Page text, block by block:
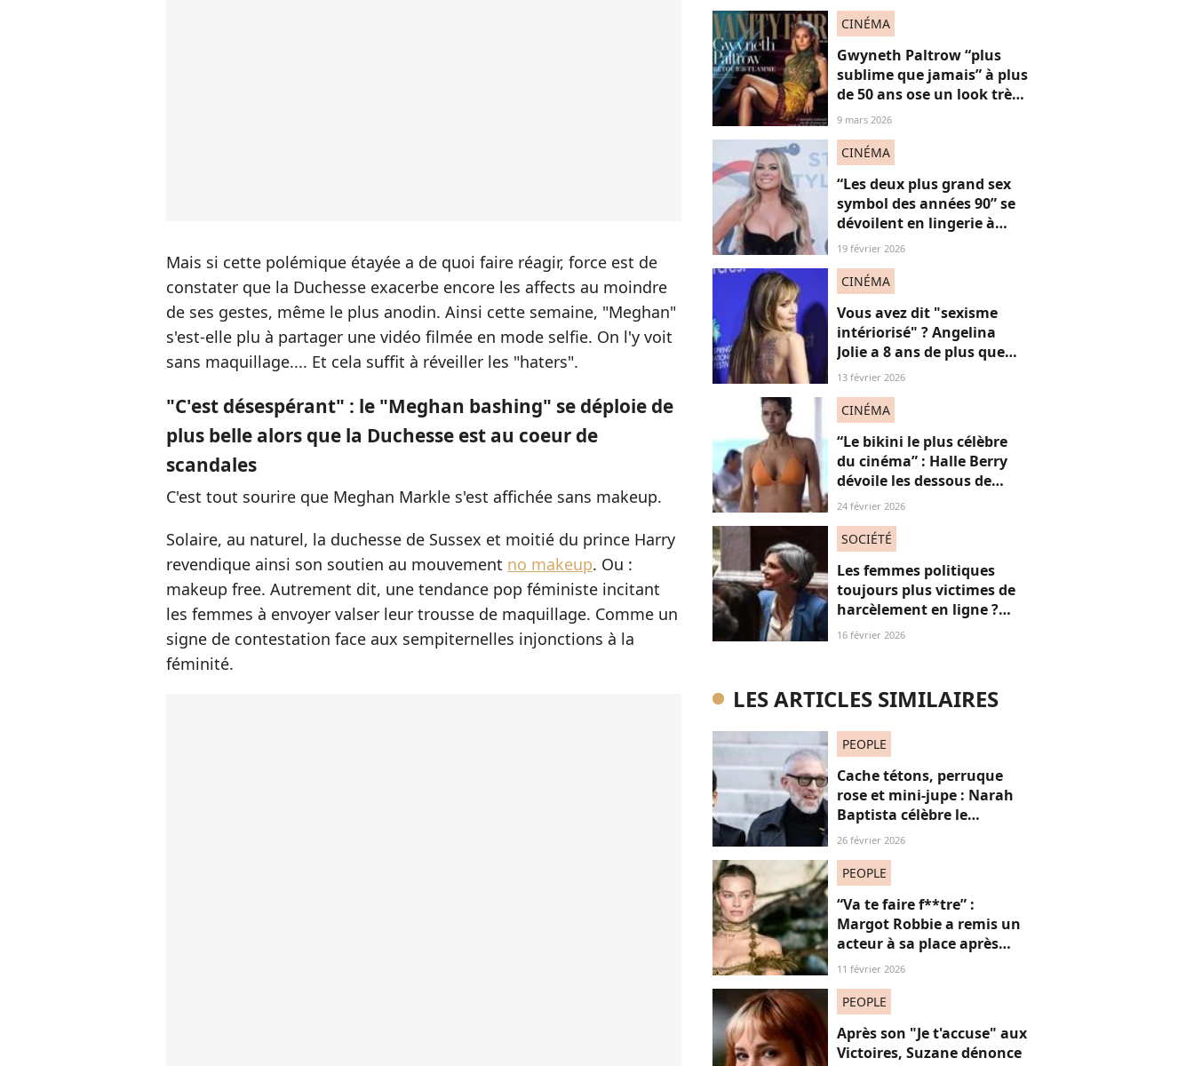
Mais si cette polémique étayée a de quoi faire réagir, force est de
constater que la Duchesse exacerbe encore les affects au moindre
de ses gestes, même le plus anodin. Ainsi cette semaine, "Meghan"
s'est-elle plu à partager une vidéo filmée en mode selfie. On l'y voit
sans maquillage.... Et cela suffit à réveiller les "haters".
"C'est désespérant" : le "Meghan bashing" se déploie de
plus belle alors que la Duchesse est au coeur de
scandales
C'est tout sourire que Meghan Markle s'est affichée sans makeup.
Solaire, au naturel, la duchesse de Sussex et moitié du prince Harry
revendique ainsi son soutien au mouvement no makeup. Ou :
makeup free. Autrement dit, une tendance pop féministe incitant
les femmes à envoyer valser leur trousse de maquillage. Comme un
signe de contestation face aux sempiternelles injonctions à la
féminité.
CINÉMA
Gwyneth Paltrow “plus
sublime que jamais” à plus
de 50 ans ose un look très
décolleté sur le tapis
aux réflexions “anti-
9 mars 2026
CINÉMA
“Les deux plus grand sex
symbol des années 90” se
dévoilent en lingerie à
plus de 50 ans, face au
19 février 2026
CINÉMA
Vous avez dit "sexisme
intériorisé" ? Angelina
Jolie a 8 ans de plus que
Louis Garrel, son
rouges, et ça dérange... les
13 février 2026
CINÉMA
“Le bikini le plus célèbre
du cinéma” : Halle Berry
dévoile les dessous de
cette scène, la plus sexy (et
24 février 2026
SOCIÉTÉ
Les femmes politiques
toujours plus victimes de
harcèlement en ligne ?
Une étude interroge ce
16 février 2026
LES ARTICLES SIMILAIRES
PEOPLE
Cache tétons, perruque
rose et mini-jupe : Narah
Baptista célèbre le
carnaval de Rio avec son
de 30 ans son aîné
26 février 2026
PEOPLE
“Va te faire f**tre” :
Margot Robbie a remis un
acteur à sa place après
qu’il lui a conseillé de
11 février 2026
PEOPLE
Après son "Je t'accuse" aux
Victoires, Suzane dénonce